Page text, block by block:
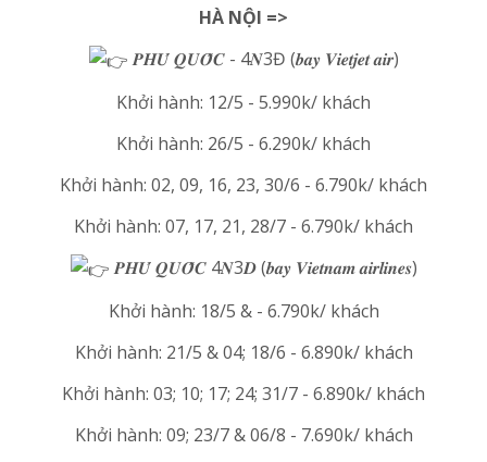
HÀ NỘI =>
𝑷𝑯𝑼́ 𝑸𝑼𝑶̂́𝑪 - 4𝑵3Đ (𝒃𝒂𝒚 𝑽𝒊𝒆𝒕𝒋𝒆𝒕 𝒂𝒊𝒓)
Khởi hành: 12/5 - 5.990k/ khách
Khởi hành: 26/5 - 6.290k/ khách
Khởi hành: 02, 09, 16, 23, 30/6 - 6.790k/ khách
Khởi hành: 07, 17, 21, 28/7 - 6.790k/ khách
𝑷𝑯𝑼́ 𝑸𝑼𝑶̂́𝑪 4𝑵3𝑫 (𝒃𝒂𝒚 𝑽𝒊𝒆𝒕𝒏𝒂𝒎 𝒂𝒊𝒓𝒍𝒊𝒏𝒆𝒔)
Khởi hành: 18/5 & - 6.790k/ khách
Khởi hành: 21/5 & 04; 18/6 - 6.890k/ khách
Khởi hành: 03; 10; 17; 24; 31/7 - 6.890k/ khách
Khởi hành: 09; 23/7 & 06/8 - 7.690k/ khách